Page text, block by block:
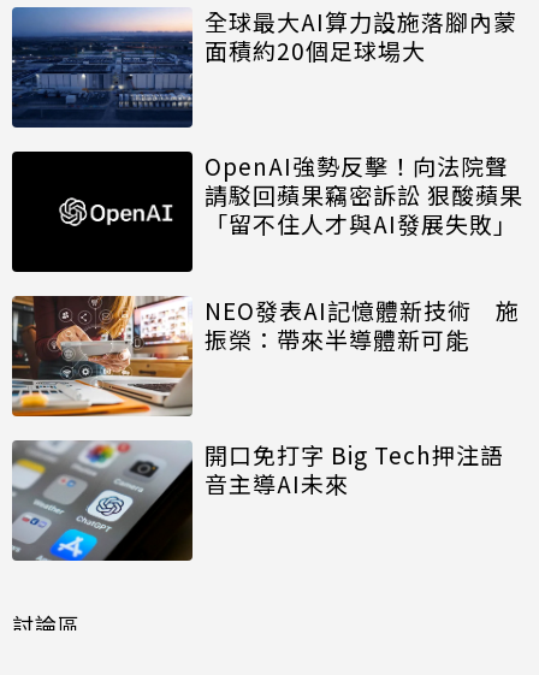
全球最大AI算力設施落腳內蒙
面積約20個足球場大
OpenAI強勢反擊！向法院聲
請駁回蘋果竊密訴訟 狠酸蘋果
「留不住人才與AI發展失敗」
NEO發表AI記憶體新技術 施
振榮：帶來半導體新可能
開口免打字 Big Tech押注語
音主導AI未來
討論區